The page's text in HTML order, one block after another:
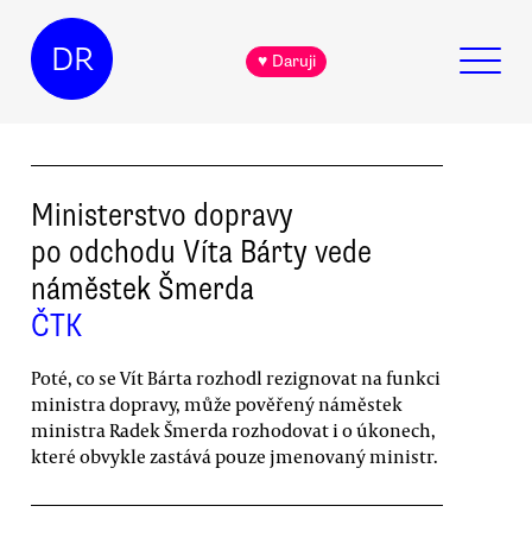
DR ♥ Daruji
Ministerstvo dopravy
po odchodu Víta Bárty vede
náměstek Šmerda
ČTK
Poté, co se Vít Bárta rozhodl rezignovat na funkci
ministra dopravy, může pověřený náměstek
ministra Radek Šmerda rozhodovat i o úkonech,
které obvykle zastává pouze jmenovaný ministr.